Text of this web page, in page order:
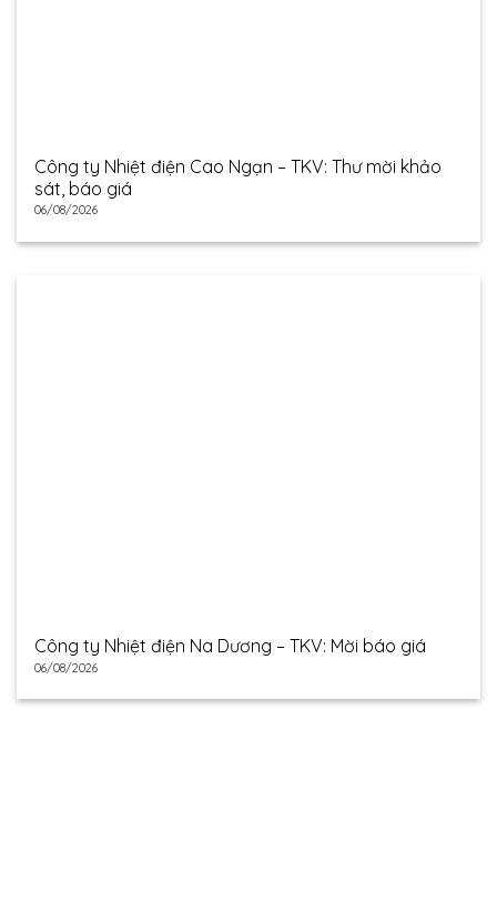
Công ty Nhiệt điện Cao Ngạn – TKV: Thư mời khảo
sát, báo giá
06/08/2026
Công ty Nhiệt điện Na Dương – TKV: Mời báo giá
06/08/2026